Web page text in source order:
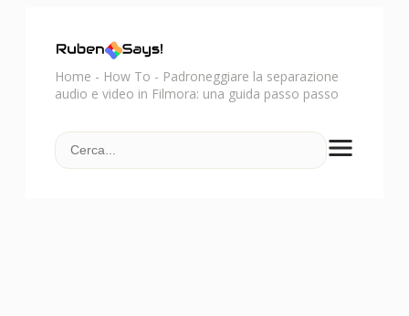
Home - How To - Padroneggiare la separazione
audio e video in Filmora: una guida passo passo